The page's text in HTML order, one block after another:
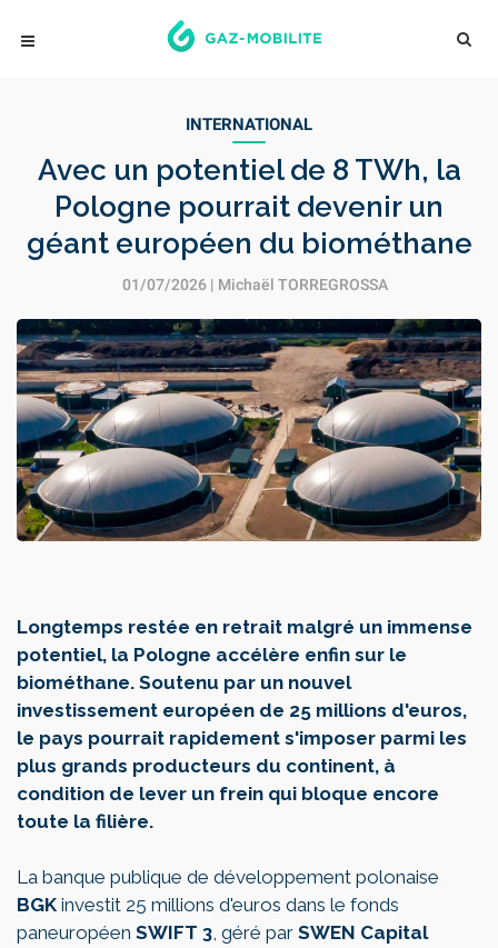
INTERNATIONAL
Avec un potentiel de 8 TWh, la
Pologne pourrait devenir un
géant européen du biométhane
01/07/2026 | Michaël TORREGROSSA
Longtemps restée en retrait malgré un immense
potentiel, la Pologne accélère enfin sur le
biométhane. Soutenu par un nouvel
investissement européen de 25 millions d'euros,
le pays pourrait rapidement s'imposer parmi les
plus grands producteurs du continent, à
condition de lever un frein qui bloque encore
toute la filière.
La banque publique de développement polonaise
BGK investit 25 millions d'euros dans le fonds
paneuropéen SWIFT 3, géré par SWEN Capital